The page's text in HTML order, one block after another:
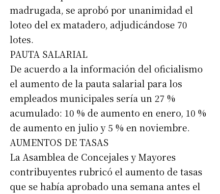
madrugada, se aprobó por unanimidad el
loteo del ex matadero, adjudicándose 70
lotes.
PAUTA SALARIAL
De acuerdo a la información del oficialismo
el aumento de la pauta salarial para los
empleados municipales sería un 27 %
acumulado: 10 % de aumento en enero, 10 %
de aumento en julio y 5 % en noviembre.
AUMENTOS DE TASAS
La Asamblea de Concejales y Mayores
contribuyentes rubricó el aumento de tasas
que se había aprobado una semana antes el